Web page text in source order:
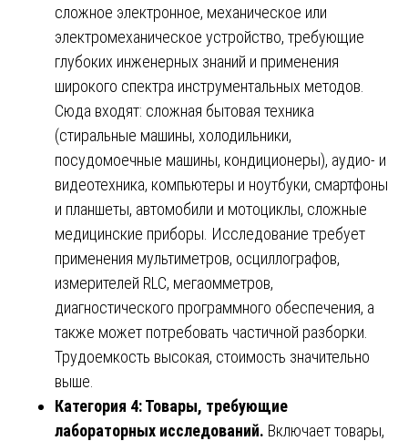
сложное электронное, механическое или
электромеханическое устройство, требующие
глубоких инженерных знаний и применения
широкого спектра инструментальных методов.
Сюда входят: сложная бытовая техника
(стиральные машины, холодильники,
посудомоечные машины, кондиционеры), аудио- и
видеотехника, компьютеры и ноутбуки, смартфоны
и планшеты, автомобили и мотоциклы, сложные
медицинские приборы. Исследование требует
применения мультиметров, осциллографов,
измерителей RLC, мегаомметров,
диагностического программного обеспечения, а
также может потребовать частичной разборки.
Трудоемкость высокая, стоимость значительно
выше.
Категория 4: Товары, требующие
лабораторных исследований. Включает товары,